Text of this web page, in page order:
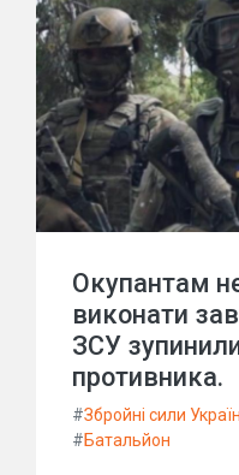
Окупантам
виконати
ЗСУ
противника.
#Збройні сили
#Батальйон